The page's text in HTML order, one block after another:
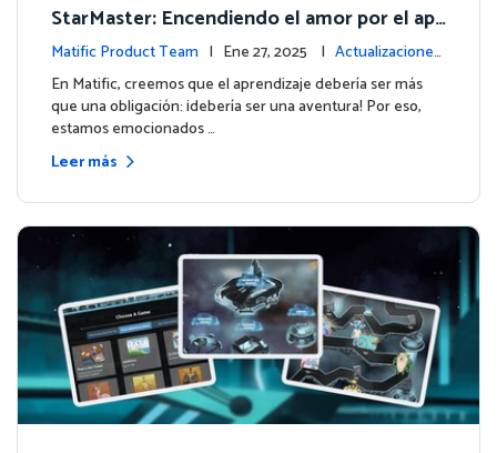
StarMaster: Encendiendo el amor por el apr
endizaje a través de la competencia amistos
a
Matific Product Team | Ene 27, 2025 | Actualizaciones
de la plataforma
En Matific, creemos que el aprendizaje debería ser más
que una obligación: ¡debería ser una aventura! Por eso,
estamos emocionados …
Leer más